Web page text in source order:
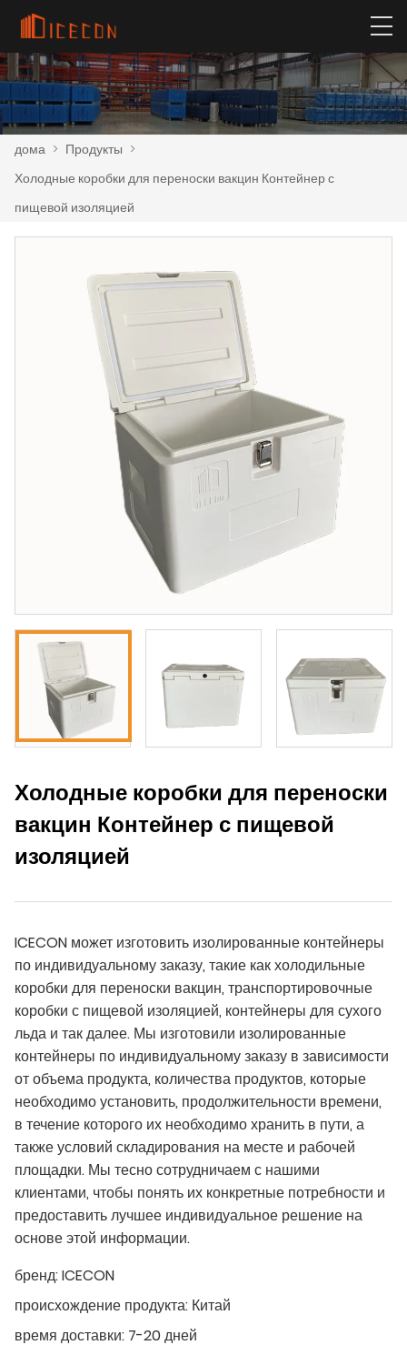
дома > Продукты >
Холодные коробки для переноски вакцин Контейнер с
пищевой изоляцией
Холодные коробки для переноски
вакцин Контейнер с пищевой
изоляцией
ICECON может изготовить изолированные контейнеры
по индивидуальному заказу, такие как холодильные
коробки для переноски вакцин, транспортировочные
коробки с пищевой изоляцией, контейнеры для сухого
льда и так далее. Мы изготовили изолированные
контейнеры по индивидуальному заказу в зависимости
от объема продукта, количества продуктов, которые
необходимо установить, продолжительности времени,
в течение которого их необходимо хранить в пути, а
также условий складирования на месте и рабочей
площадки. Мы тесно сотрудничаем с нашими
клиентами, чтобы понять их конкретные потребности и
предоставить лучшее индивидуальное решение на
основе этой информации.
бренд:ICECON
происхождение продукта: Китай
время доставки: 7-20 дней